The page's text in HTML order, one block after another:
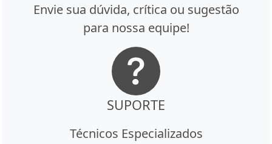
Envie sua dúvida, crítica ou sugestão
para nossa equipe!
SUPORTE
Técnicos Especializados